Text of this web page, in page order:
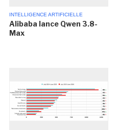
INTELLIGENCE ARTIFICIELLE
Alibaba lance Qwen 3.8-
Max